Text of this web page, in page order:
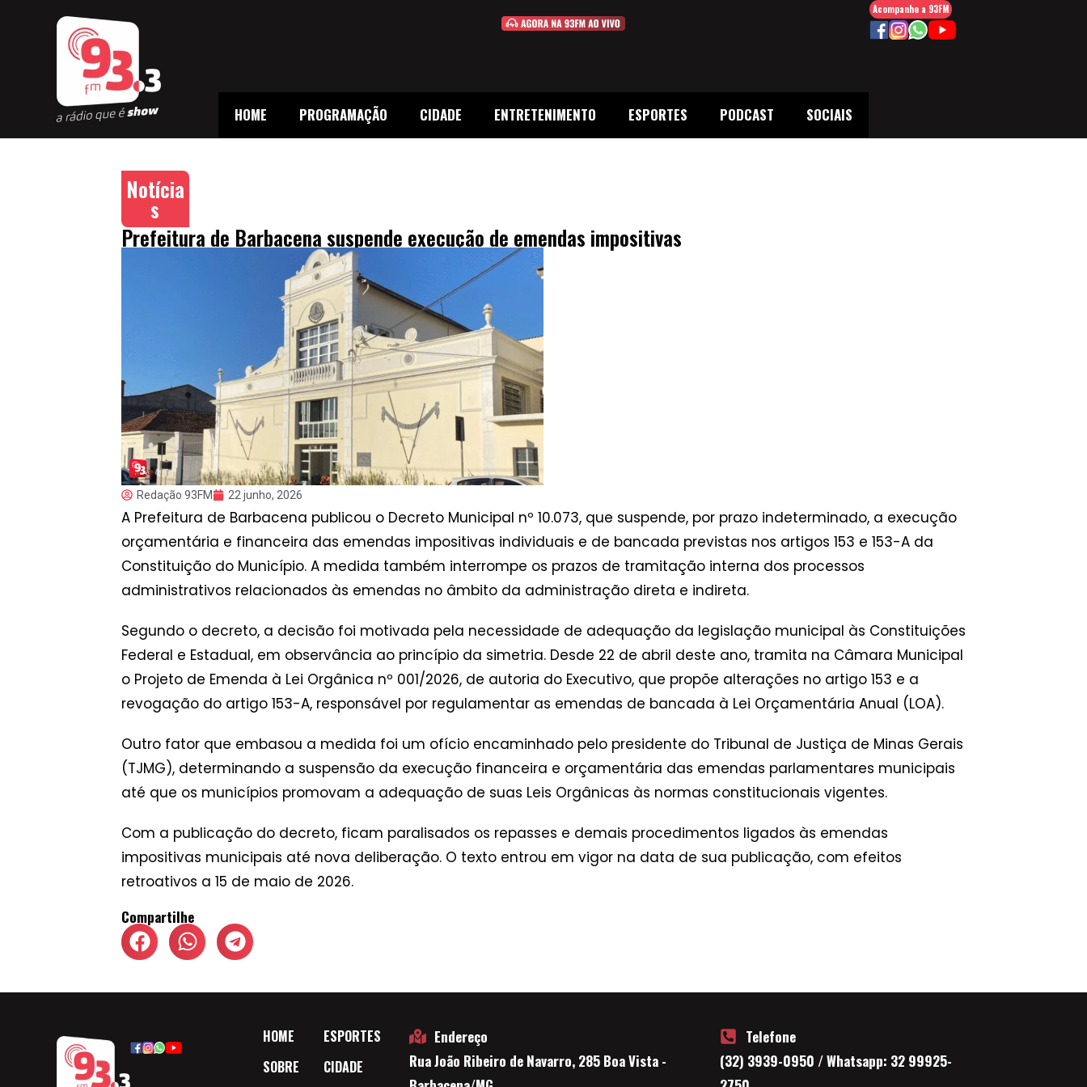
HOME PROGRAMAÇÃO CIDADE ENTRETENIMENTO ESPORTES PODCAST SOCIAIS
Acompanhe a 93FM
Notícia
s
Prefeitura de Barbacena suspende execução de emendas impositivas
Redação 93FM 22 junho, 2026
A Prefeitura de Barbacena publicou o Decreto Municipal nº 10.073, que suspende, por prazo indeterminado, a execução
orçamentária e financeira das emendas impositivas individuais e de bancada previstas nos artigos 153 e 153-A da
Constituição do Município. A medida também interrompe os prazos de tramitação interna dos processos
administrativos relacionados às emendas no âmbito da administração direta e indireta.
Segundo o decreto, a decisão foi motivada pela necessidade de adequação da legislação municipal às Constituições
Federal e Estadual, em observância ao princípio da simetria. Desde 22 de abril deste ano, tramita na Câmara Municipal
o Projeto de Emenda à Lei Orgânica nº 001/2026, de autoria do Executivo, que propõe alterações no artigo 153 e a
revogação do artigo 153-A, responsável por regulamentar as emendas de bancada à Lei Orçamentária Anual (LOA).
Outro fator que embasou a medida foi um ofício encaminhado pelo presidente do Tribunal de Justiça de Minas Gerais
(TJMG), determinando a suspensão da execução financeira e orçamentária das emendas parlamentares municipais
até que os municípios promovam a adequação de suas Leis Orgânicas às normas constitucionais vigentes.
Com a publicação do decreto, ficam paralisados os repasses e demais procedimentos ligados às emendas
impositivas municipais até nova deliberação. O texto entrou em vigor na data de sua publicação, com efeitos
retroativos a 15 de maio de 2026.
Compartilhe
HOME
SOBRE
ESPORTES
CIDADE
Endereço
Rua João Ribeiro de Navarro, 285 Boa Vista -
Telefone
(32) 3939-0950 / Whatsapp: 32 99925-